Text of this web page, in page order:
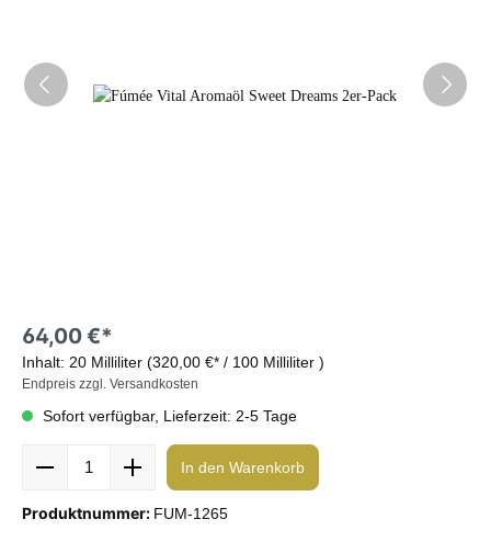
64,00 €*
Inhalt: 20 Milliliter (320,00 €* / 100 Milliliter )
Endpreis zzgl. Versandkosten
Sofort verfügbar, Lieferzeit: 2-5 Tage
In den Warenkorb
Produktnummer: FUM-1265